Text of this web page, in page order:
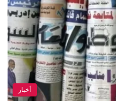
أخبار